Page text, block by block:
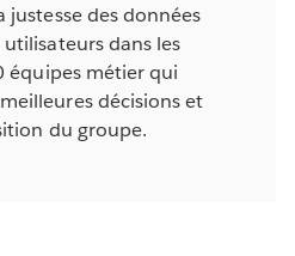
des données
dans les
équipes métier qui
décisions et
du groupe.